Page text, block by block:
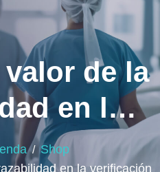
de la
en la
de
Shop
en la verificación